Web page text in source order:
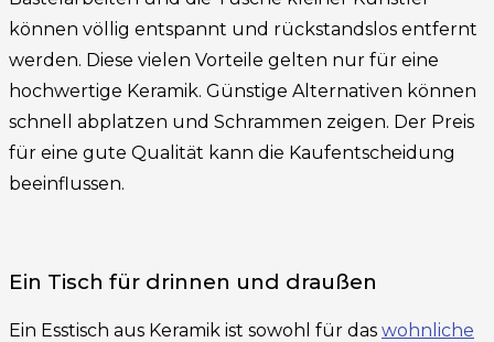
können völlig entspannt und rückstandslos entfernt
werden. Diese vielen Vorteile gelten nur für eine
hochwertige Keramik. Günstige Alternativen können
schnell abplatzen und Schrammen zeigen. Der Preis
für eine gute Qualität kann die Kaufentscheidung
beeinflussen.
Ein Tisch für drinnen und draußen
Ein Esstisch aus Keramik ist sowohl für das wohnliche